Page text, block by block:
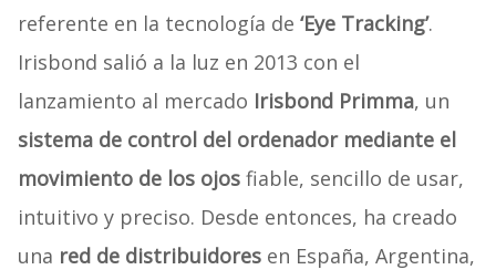
referente en la tecnología de ‘Eye Tracking’.
Irisbond salió a la luz en 2013 con el
lanzamiento al mercado Irisbond Primma, un
sistema de control del ordenador mediante el
movimiento de los ojosfiable, sencillo de usar,
intuitivo y preciso. Desde entonces, ha creado
una red de distribuidoresen España, Argentina,